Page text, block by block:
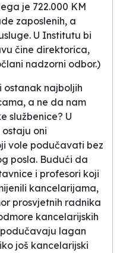
je 722.000 KM
zaposlenih, a
U Institutu bi
čine direktorica,
nadzorni odbor.)
ostanak najboljih
a ne da nam
službenice? U
oni
vole podučavati bez
posla. Budući da
i profesori koji
kancelarijama,
prosvjetnih radnika
kancelarijskih
lagan
još kancelarijski